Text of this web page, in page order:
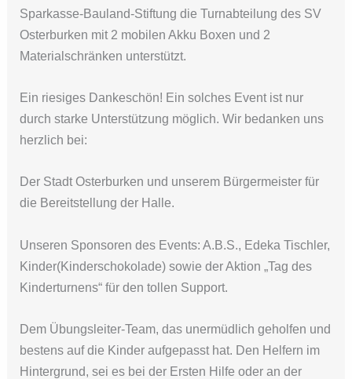
Sparkasse-Bauland-Stiftung die Turnabteilung des SV
Osterburken mit 2 mobilen Akku Boxen und 2
Materialschränken unterstützt.
Ein riesiges Dankeschön! Ein solches Event ist nur
durch starke Unterstützung möglich. Wir bedanken uns
herzlich bei:
Der Stadt Osterburken und unserem Bürgermeister für
die Bereitstellung der Halle.
Unseren Sponsoren des Events: A.B.S., Edeka Tischler,
Kinder(Kinderschokolade) sowie der Aktion „Tag des
Kinderturnens“ für den tollen Support.
Dem Übungsleiter-Team, das unermüdlich geholfen und
bestens auf die Kinder aufgepasst hat. Den Helfern im
Hintergrund, sei es bei der Ersten Hilfe oder an der